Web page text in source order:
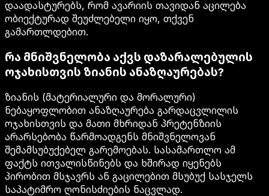
დაადასტურებს, რომ ავარიის თავიდან აცილება
ობიექტურად შეუძლებელი იყო, თქვენ
გამართლდებით.
რა მნიშვნელობა აქვს დაზარალებულის
ოჯახისთვის ზიანის ანაზღაურებას?
ზიანის (მატერიალური და მორალური)
ნებაყოფლობით ანაზღაურება გარდაცვლილის
ოჯახისთვის და მათი მხრიდან პრეტენზიის
არარსებობა წარმოადგენს მნიშვნელოვან
შემამსუბუქებელ გარემოებას. სასამართლო ამ
ფაქტს ითვალისწინებს და ხშირად იყენებს
პირობით მსჯავრს ან გაცილებით მსუბუქ სასჯელს
საპატიმრო ღონისძიების ნაცვლად.